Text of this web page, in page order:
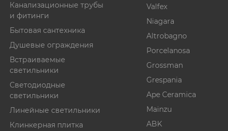
Канализационные трубы
и фитинги
Бытовая сантехника
Душевые ограждения
Встраиваемые
светильники
Светодиодные
светильники
Линейные светильники
Клинкерная плитка
Valfex
Niagara
Altrobagno
Porcelanosa
Grossman
Grespania
Ape Ceramica
Mainzu
ABK